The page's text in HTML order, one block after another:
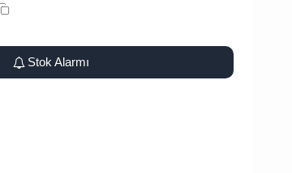
Stok Alarmı